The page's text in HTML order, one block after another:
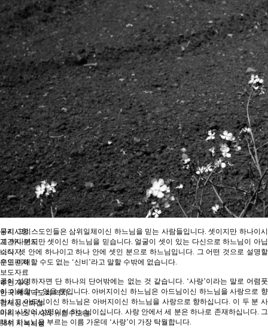
수동발급(기업)
잦은질문
지원사업
쿠바 수도원 건축사업
아프리카 수도원
연간 지원사업 경과보고
2014
2015
2016
2017
2018
2019
2020
2021
2022
2023
2024
홍보 · 공지
공지사항
계간지 분도
소식지
은인편지
보도자료
추천기사
한국 베네딕도회 역사
겸재정선화첩
마리누스 수사와 뉴튼수도원
38위 시복시성
우리 그리스도인들은 삼위일체이신 하느님을 믿는 사람들입니다. 셋이지만 하나이시
고 하나이지만 셋이신 하느님을 믿습니다. 얼굴이 셋이 있는 다신으로 하느님이 아닙
니다. 셋 안에 하나이고 하나 안에 셋인 분으로 하느님입니다. 그 어떤 것으로 설명할
수도 이해할 수도 없는 ‘신비’라고 말할 수밖에 없습니다.
굳이 설명하자면 단 하나의 단어밖에는 없는 것 같습니다. ‘사랑’이라는 말로 어렴풋
이 이해할 수 있을 뿐입니다. 아버지이신 하느님은 아드님이신 하느님을 사랑으로 향
하시고 아드님이신 하느님은 아버지이신 하느님을 사랑으로 향하십니다. 이 두 분 사
이의 사랑이 성령이신 하느님이십니다. 사랑 안에서 세 분은 하나로 존재하십니다. 그
래서 하느님을 부르는 이름 가운데 ‘사랑’이 가장 탁월합니다.